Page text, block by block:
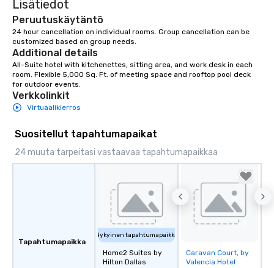
traverse along the
experiences not only
groups from as few
choice for any
Stress-Free Booking
a tour is stress-free
enjoy the company of
of from the moment
Lisätiedot
Peruutuskäytäntö
24 hour cancellation on individual rooms. Group cancellation can be
customized based on group needs.
Additional details
All-Suite hotel with kitchenettes, sitting area, and work desk in each
room. Flexible 5,000 Sq. Ft. of meeting space and rooftop pool deck
for outdoor events.
Verkkolinkit
Virtuaalikierros
Suositellut tapahtumapaikat
24 muuta tarpeitasi vastaavaa tapahtumapaikkaa
Tapahtumapaikka
Nykyinen tapahtumapaikka
Home2 Suites by
Hilton Dallas
Removed from
favorites
Caravan Court, by
Valencia Hotel